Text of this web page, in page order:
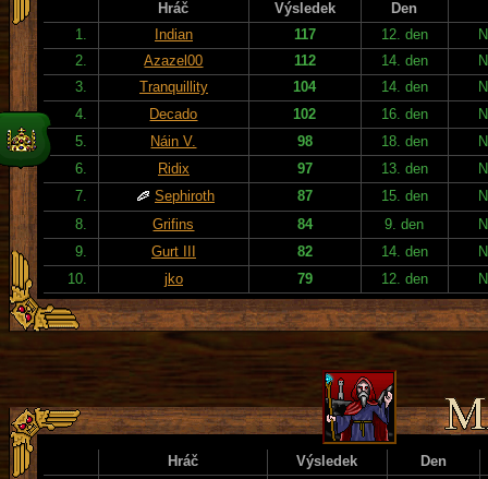
Hráč Výsledek
Den
1.
Indian 117 12. den
2.
Azazel00 112 14. den
3.
Tranquillity 104 14. den
4.
Decado 102 16. den
5.
Náin V. 98 18. den
6.
Ridix 97 13. den
7.
Sephiroth 87 15. den
8.
Grifins 84 9. den
9.
Gurt III 82 14. den
10.
jko 79 12. den
Hráč Výsledek
Den